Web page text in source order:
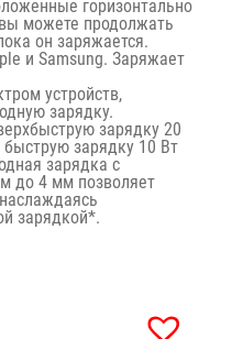
горизонтально
можете продолжать
он заряжается.
и Samsung. Заряжает
устройств,
зарядку.
зарядку 20
зарядку 10 Вт
зарядка с
до 4 мм позволяет
зарядкой*.